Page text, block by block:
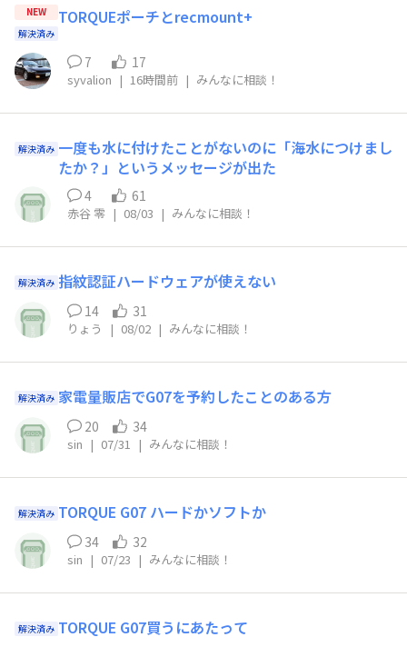
NEW
解決済み
TORQUEポーチとrecmount+
7 17
syvalion | 16時間前 | みんなに相談！
解決済み 一度も水に付けたことがないのに「海水につけまし
たか？」というメッセージが出た
4 61
赤谷 零 | 08/03 | みんなに相談！
解決済み 指紋認証ハードウェアが使えない
14 31
りょう | 08/02 | みんなに相談！
解決済み 家電量販店でG07を予約したことのある方
20 34
sin | 07/31 | みんなに相談！
解決済み TORQUE G07 ハードかソフトか
34 32
sin | 07/23 | みんなに相談！
解決済み TORQUE G07買うにあたって